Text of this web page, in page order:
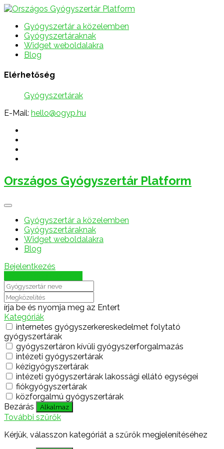
Gyógyszertár a közelemben
Gyógyszertáraknak
Widget weboldalakra
Blog
Elérhetőség
Gyógyszertárak
E-Mail: hello@ogyp.hu
Országos Gyógyszertár Platform
Gyógyszertár a közelemben
Gyógyszertáraknak
Widget weboldalakra
Blog
Bejelentkezés
írja be és nyomja meg az Entert
Kategóriák
internetes gyógyszerkereskedelmet folytató
gyógyszertárak
gyógyszertáron kívüli gyógyszerforgalmazás
intézeti gyógyszertárak
kézigyógyszertárak
intézeti gyógyszertárak lakossági ellátó egységei
fiókgyógyszertárak
közforgalmú gyógyszertárak
Bezárás
Alkalmaz
További szűrők
Kérjük, válasszon kategóriát a szűrők megjelenítéséhez